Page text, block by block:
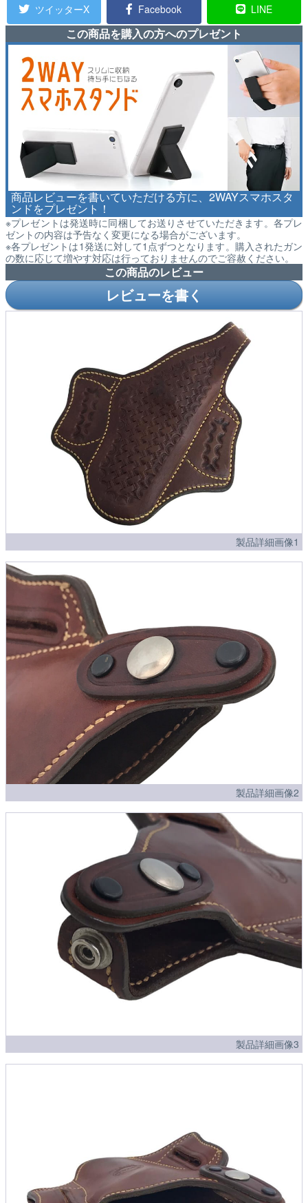
ツイッターX
Facebook LINE
この商品を購入の方へのプレゼント
商品レビューを書いていただける方に、2WAYスマホスタ
ンドをプレゼント！
※プレゼントは発送時に同梱してお送りさせていただきます。各プレ
ゼントの内容は予告なく変更になる場合がございます。
※各プレゼントは1発送に対して1点ずつとなります。購入されたガン
の数に応じて増やす対応は行っておりませんのでご容赦ください。
この商品のレビュー
レビューを書く
製品詳細画像1
製品詳細画像2
製品詳細画像3